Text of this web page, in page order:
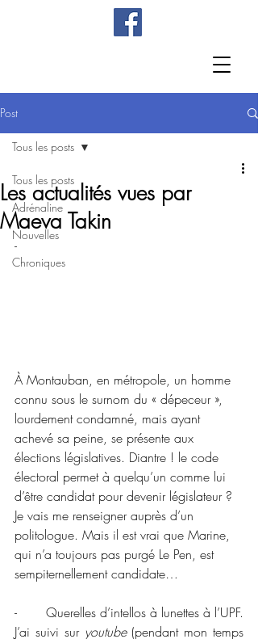
Post
Tous les posts
Adrénaline
Nouvelles
Chroniques
Tous les posts
Les actualités vues par
Maeva Takin
-
À Montauban, en métropole, un homme
connu sous le surnom du « dépeceur »,
lourdement condamné, mais ayant
achevé sa peine, se présente aux
élections législatives. Diantre ! le code
électoral permet à quelqu’un comme lui
d’être candidat pour devenir législateur ?
Je vais me renseigner auprès d’un
politologue. Mais il est vrai que Marine,
qui n’a toujours pas purgé Le Pen, est
sempiternellement candidate…
-       Querelles d’intellos à lunettes à l’UPF.
J’ai suivi sur youtube (pendant mon temps